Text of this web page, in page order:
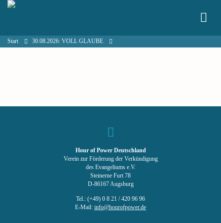
Start 30.08.2026: VOLL GLAUBE
Hour of Power Deutschland
Verein zur Förderung der Verkündigung
des Evangeliums e.V.
Steinerne Furt 78
D-86167 Augsburg
Tel.: (+49) 0 8 21 / 420 96 96
E-Mail: info@hourofpower.de